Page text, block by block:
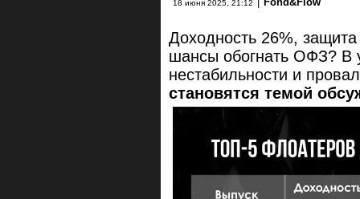
18 июня 2025, 21:12
Доходность 26%,
шансы обогнать ОФЗ? В
нестабильности и
становятся темой